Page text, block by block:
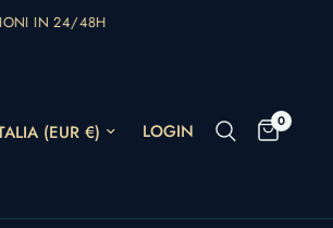
IN 24/48H
paese/area geografica
LOGIN 0